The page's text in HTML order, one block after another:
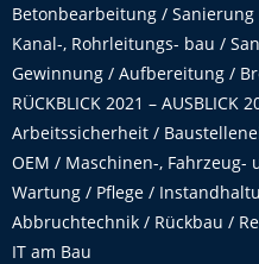
Betonbearbeitung / Sanierung
Kanal-, Rohrleitungs- bau /
Gewinnung / Aufbereitung /
RÜCKBLICK 2021 – AUSBLICK
Arbeitssicherheit /
OEM / Maschinen-,
Wartung / Pflege /
Abbruchtechnik / Rückbau /
IT am Bau